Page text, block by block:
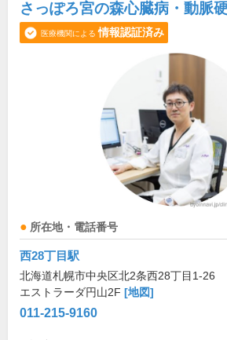
さっぽろ宮の森心臓病・動脈
医療機関による 情報認証済み
所在地・電話番号
西28丁目駅
北海道札幌市中央区北2条西28丁目1-26
エストラーダ円山2F [地図]
011-215-9160